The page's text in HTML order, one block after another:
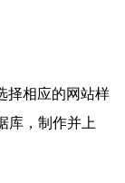
择相应的网站样
库，制作并上